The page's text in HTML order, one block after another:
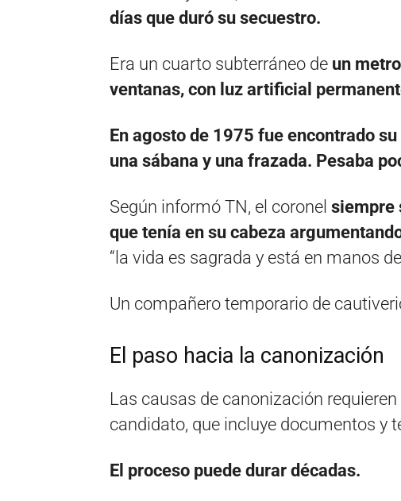
días que duró su secuestro.
Era un cuarto subterráneo de un
ventanas, con luz artificial
En agosto de 1975 fue encontrado
una sábana y una frazada. Pesaba
Según informó TN, el coronel siempre
que tenía en su cabeza
“la vida es sagrada y está en manos
Un compañero temporario de
El paso hacia la canonización
Las causas de canonización
candidato, que incluye documentos y
El proceso puede durar décadas.